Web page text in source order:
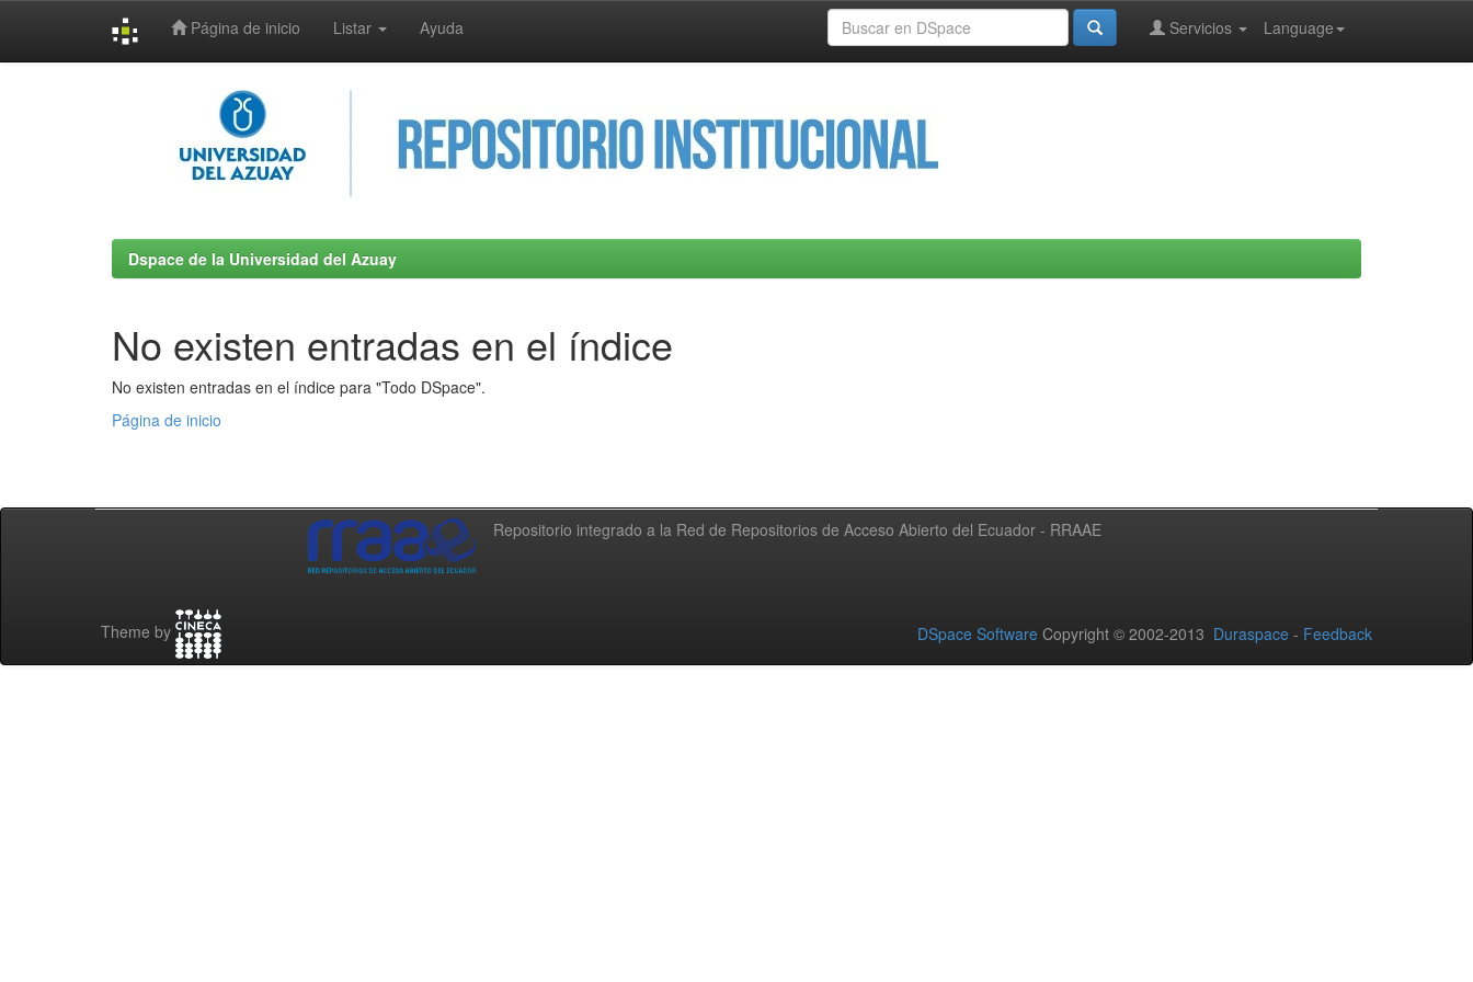
Página de inicio Listar Ayuda Language
Servicios
Dspace de la Universidad del Azuay
No existen entradas en el índice
No existen entradas en el índice para "Todo DSpace".
Página de inicio
Repositorio integrado a la Red de Repositorios de Acceso Abierto del Ecuador - RRAAE
Theme by DSpace Software Copyright © 2002-2013 Duraspace - Feedback